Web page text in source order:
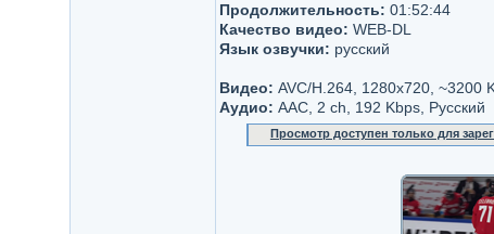
Продолжительность: 01:52:44
Качество видео: WEB-DL
Язык озвучки: русский
Видео: AVC/H.264, 1280x720, ~3200
Аудио: AAC, 2 ch, 192 Kbps, Русский
Просмотр доступен только для